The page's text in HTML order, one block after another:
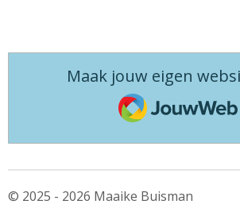
Maak jouw eigen
JouwWeb
© 2025 - 2026 Maaike Buisman